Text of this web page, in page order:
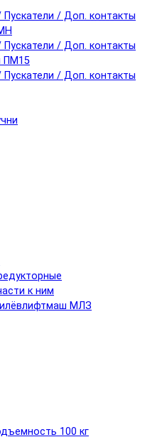
/ Доп. контакты
/ Доп. контакты
ПМ15
/ Доп. контакты
к ним
МЛЗ
100 кг